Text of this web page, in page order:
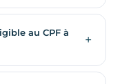
au CPF à